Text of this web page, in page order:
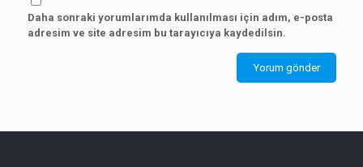
Daha sonraki yorumlarımda kullanılması için adım, e-posta
adresim ve site adresim bu tarayıcıya kaydedilsin.